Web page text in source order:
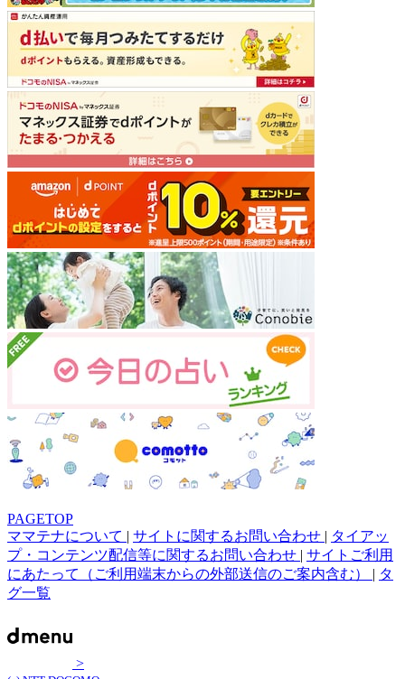
PAGETOP
ママテナについて | サイトに関するお問い合わせ | タイアッ
プ・コンテンツ配信等に関するお問い合わせ | サイトご利用
にあたって（ご利用端末からの外部送信のご案内含む） | タ
グ一覧
>